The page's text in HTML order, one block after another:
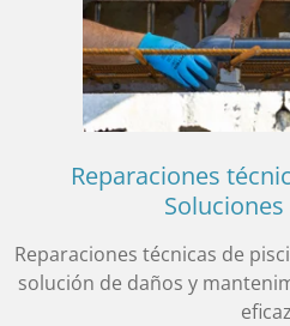
Reparaciones
Reparaciones técnicas de
solución de daños y